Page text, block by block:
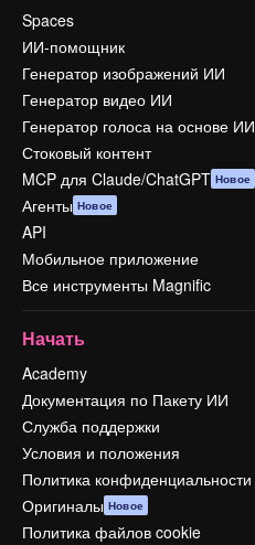
Spaces
ИИ-помощник
Генератор изображений ИИ
Генератор видео ИИ
Генератор голоса на основе ИИ
Стоковый контент
MCP для Claude/ChatGPT Новое
Агенты Новое
API
Мобильное приложение
Все инструменты Magnific
Начать
Academy
Документация по Пакету ИИ
Служба поддержки
Условия и положения
Политика конфиденциальности
Оригиналы Новое
Политика файлов cookie